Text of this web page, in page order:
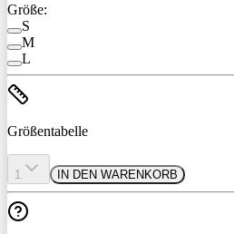
Größe:
S
M
L
Größentabelle
1 IN DEN WARENKORB